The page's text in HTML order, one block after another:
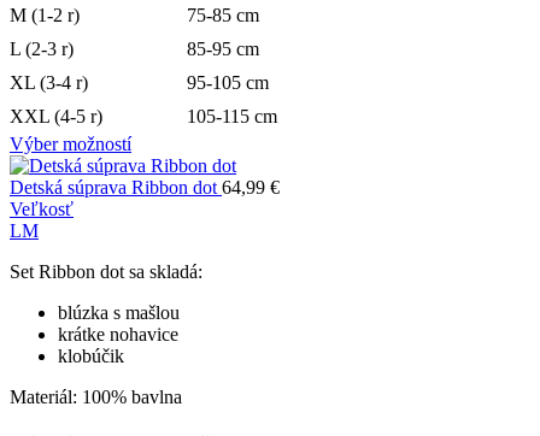
M (1-2 r)
75-85 cm
L (2-3 r)
85-95 cm
XL (3-4 r)
95-105 cm
XXL (4-5 r)
105-115 cm
Výber možností
Detská súprava Ribbon dot 64,99 €
Veľkosť
LM
Set Ribbon dot sa skladá:
blúzka s mašlou
krátke nohavice
klobúčik
Materiál: 100% bavlna